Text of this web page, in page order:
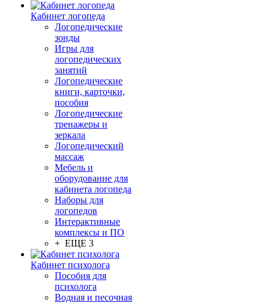
Кабинет логопеда
Логопедические
зонды
Игры для
логопедических
занятий
Логопедические
книги, карточки,
пособия
Логопедические
тренажеры и
зеркала
Логопедический
массаж
Мебель и
оборудование для
кабинета логопеда
Наборы для
логопедов
Интерактивные
комплексы и ПО
+ ЕЩЕ 3
Кабинет психолога
Пособия для
психолога
Водная и песочная